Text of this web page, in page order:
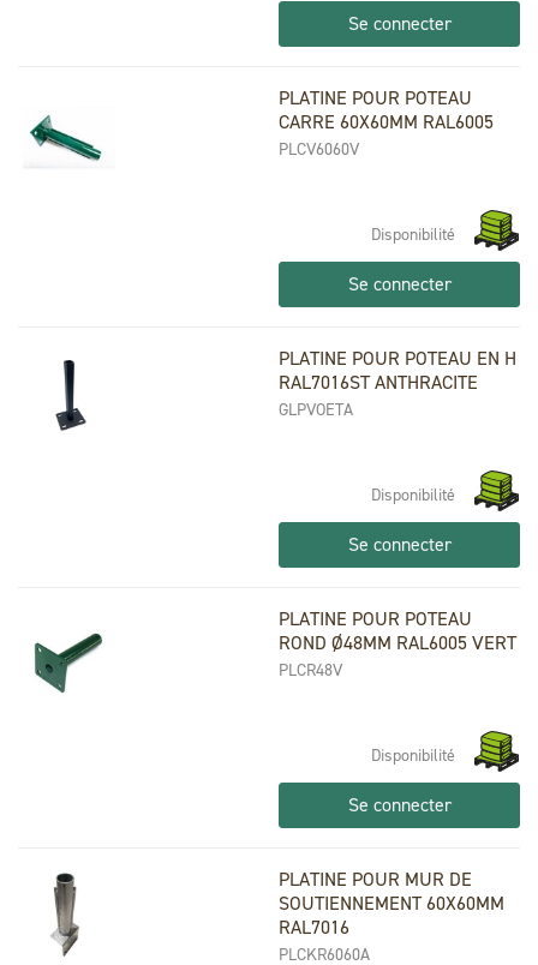
Se connecter
PLATINE POUR POTEAU
CARRE 60X60MM RAL6005
PLCV6060V
Disponibilité
Se connecter
PLATINE POUR POTEAU EN H
RAL7016ST ANTHRACITE
GLPVOETA
Disponibilité
Se connecter
PLATINE POUR POTEAU
ROND Ø48MM RAL6005 VERT
PLCR48V
Disponibilité
Se connecter
PLATINE POUR MUR DE
SOUTIENNEMENT 60X60MM
RAL7016
PLCKR6060A